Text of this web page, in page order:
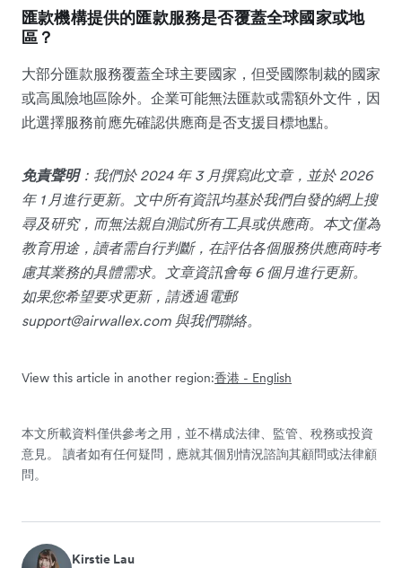
匯款機構提供的匯款服務是否覆蓋全球國家或地
區？
大部分匯款服務覆蓋全球主要國家，但受國際制裁的國家
或高風險地區除外。企業可能無法匯款或需額外文件，因
此選擇服務前應先確認供應商是否支援目標地點。
免責聲明：我們於 2024 年 3 月撰寫此文章，並於 2026
年 1 月進行更新。文中所有資訊均基於我們自發的網上搜
尋及研究，而無法親自測試所有工具或供應商。本文僅為
教育用途，讀者需自行判斷，在評估各個服務供應商時考
慮其業務的具體需求。文章資訊會每 6 個月進行更新。
如果您希望要求更新，請透過電郵
support@airwallex.com 與我們聯絡。
View this article in another region:香港 - English
本文所載資料僅供參考之用，並不構成法律、監管、稅務或投資
意見。 讀者如有任何疑問，應就其個別情況諮詢其顧問或法律顧
問。
Kirstie Lau